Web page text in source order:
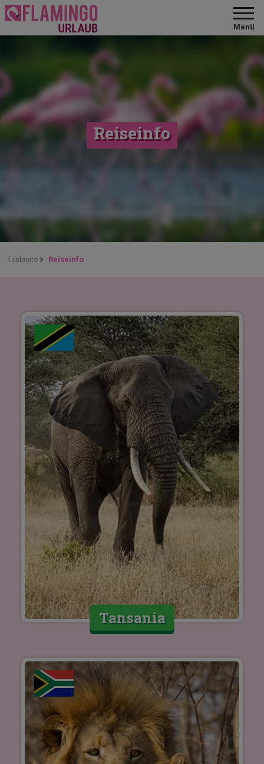
Menü
Reiseinfo
Titelseite Reiseinfo
Tansania